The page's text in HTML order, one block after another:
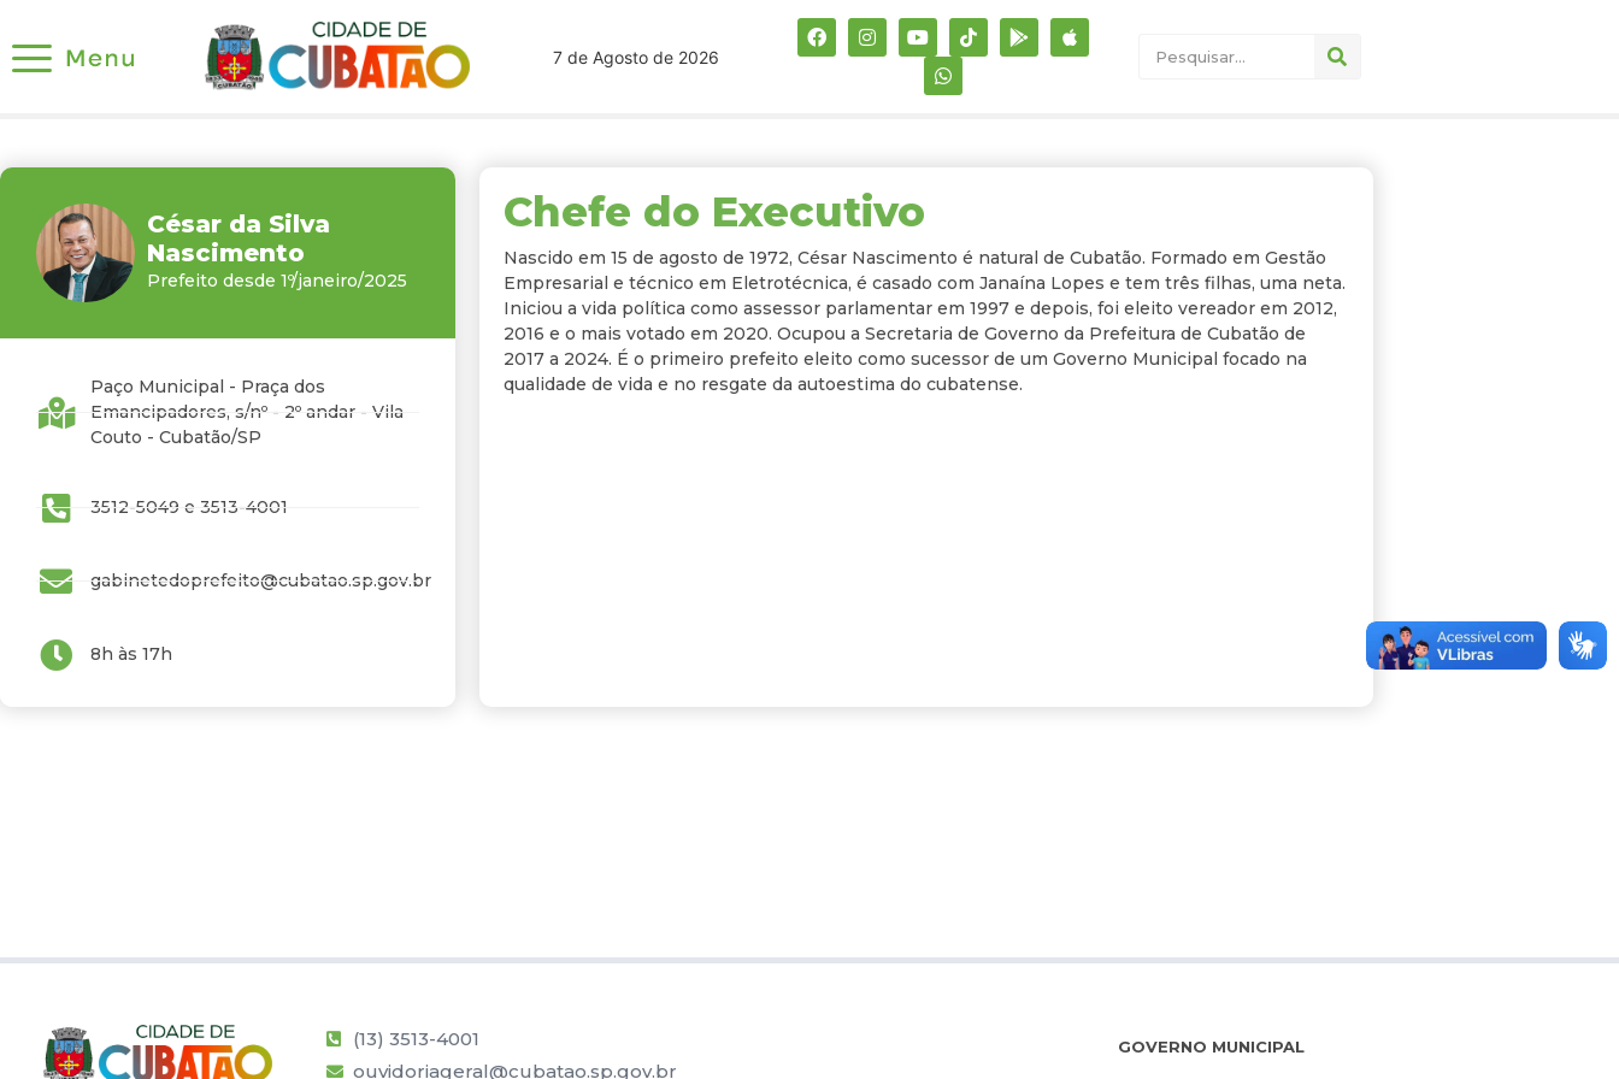
7 de Agosto de 2026
César da Silva
Nascimento
Prefeito desde 1º/janeiro/2025
Paço Municipal - Praça dos
Emancipadores, s/nº - 2º andar - Vila
Couto - Cubatão/SP
3512-5049 e 3513-4001
gabinetedoprefeito@cubatao.sp.gov.br
8h às 17h
Chefe do Executivo
Nascido em 15 de agosto de 1972, César Nascimento é natural de Cubatão. Formado em Gestão
Empresarial e técnico em Eletrotécnica, é casado com Janaína Lopes e tem três filhas, uma neta.
Iniciou a vida política como assessor parlamentar em 1997 e depois, foi eleito vereador em 2012,
2016 e o mais votado em 2020. Ocupou a Secretaria de Governo da Prefeitura de Cubatão de
2017 a 2024. É o primeiro prefeito eleito como sucessor de um Governo Municipal focado na
qualidade de vida e no resgate da autoestima do cubatense.
(13) 3513-4001
ouvidoriageral@cubatao.sp.gov.br
GOVERNO MUNICIPAL